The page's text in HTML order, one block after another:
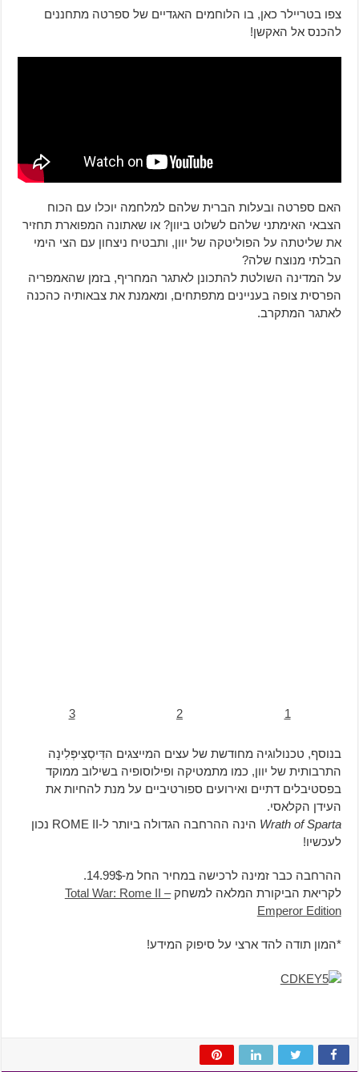
צפו בטריילר כאן, בו הלוחמים האגדיים של ספרטה מתחננים
להכנס אל האקשן!
האם ספרטה ובעלות הברית שלהם למלחמה יוכלו עם הכוח
הצבאי האימתני שלהם לשלוט ביוון? או שאתונה המפוארת תחזיר
את שליטתה על הפוליטקה של יוון, ותבטיח ניצחון עם הצי הימי
הבלתי מנוצח שלה?
על המדינה השולטת להתכונן לאתגר המחריף, בזמן שהאמפריה
הפרסית צופה בעניינים מתפתחים, ומאמנת את צבאותיה כהכנה
לאתגר המתקרב.
1
2
3
בנוסף, טכנולוגיה מחודשת של עצים המייצגים הדִּיסְצִיפְּלִינָה
התרבותית של יוון, כמו מתמטיקה ופילוסופיה בשילוב ממוקד
בפסטיבלים דתיים ואירועים ספורטיביים על מנת להחיות את
העידן הקלאסי.
Wrath of Sparta
הינה ההרחבה הגדולה ביותר ל-ROME II נכון
לעכשיו!
ההרחבה כבר זמינה לרכישה במחיר החל מ-14.99$.
לקריאת הביקורת המלאה למשחק Total War: Rome II –
Emperor Edition
*המון תודה להד ארצי על סיפוק המידע!